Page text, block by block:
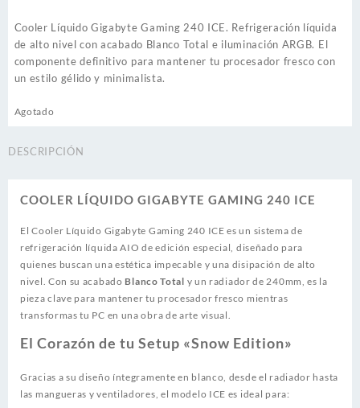
Cooler Líquido Gigabyte Gaming 240 ICE. Refrigeración líquida
de alto nivel con acabado Blanco Total e iluminación ARGB. El
componente definitivo para mantener tu procesador fresco con
un estilo gélido y minimalista.
Agotado
DESCRIPCIÓN
COOLER LÍQUIDO GIGABYTE GAMING 240 ICE
El Cooler Líquido Gigabyte Gaming 240 ICE es un sistema de
refrigeración líquida AIO de edición especial, diseñado para
quienes buscan una estética impecable y una disipación de alto
nivel. Con su acabado Blanco Total y un radiador de 240mm, es la
pieza clave para mantener tu procesador fresco mientras
transformas tu PC en una obra de arte visual.
El Corazón de tu Setup «Snow Edition»
Gracias a su diseño íntegramente en blanco, desde el radiador hasta
las mangueras y ventiladores, el modelo ICE es ideal para: